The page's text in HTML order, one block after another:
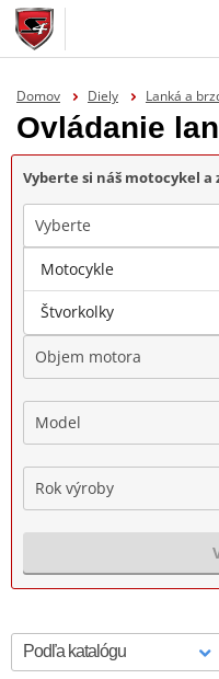
Domov Diely Lanká a
Ovládanie
Vyberte si náš motocykel
Vyberte
Značka
Objem motora
Model
Rok výroby
Motocykle
Štvorkolky